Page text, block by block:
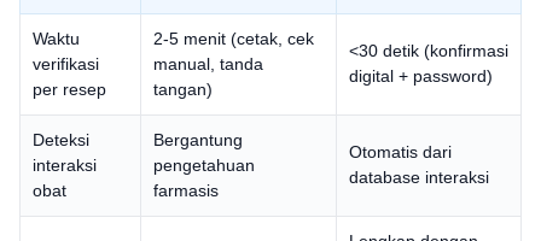
Waktu
verifikasi
per resep
2-5 menit (cetak, cek
manual, tanda
tangan)
<30 detik (konfirmasi
digital + password)
Deteksi
interaksi
obat
Bergantung
pengetahuan
farmasis
Otomatis dari
database interaksi